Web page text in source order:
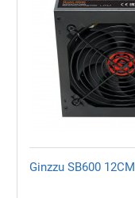
Ginzzu SB600 12CM